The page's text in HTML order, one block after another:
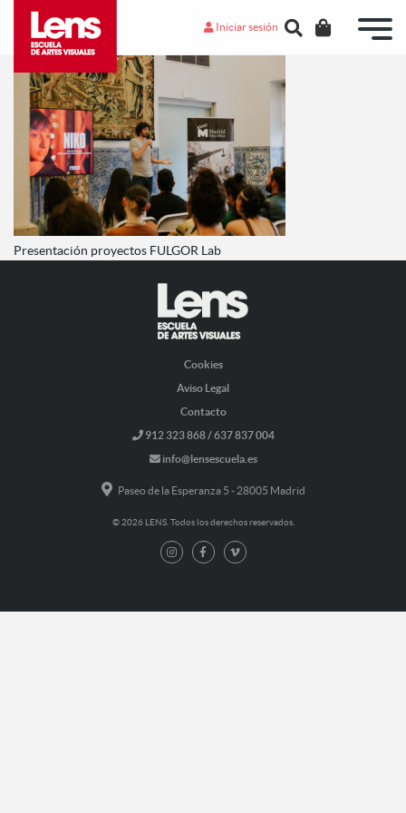
Iniciar sesión
Presentación proyectos FULGOR Lab
Cookies
Aviso Legal
Contacto
912 323 868 / 637 837 004
info@lensescuela.es
Paseo de la Esperanza 5 - 28005 Madrid
© 2026 LENS. Todos los derechos reservados.